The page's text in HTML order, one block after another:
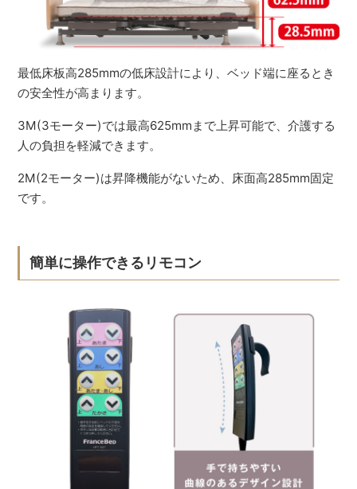
最低床板高285mmの低床設計により、ベッド端に座るとき
の安全性が高まります。
3M(3モーター)では最高625mmまで上昇可能で、介護する
人の負担を軽減できます。
2M(2モーター)は昇降機能がないため、床面高285mm固定
です。
簡単に操作できるリモコン